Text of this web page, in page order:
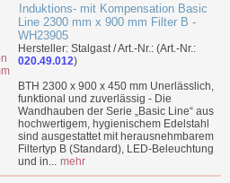
Induktions- mit Kompensation Basic
Line 2300 mm x 900 mm Filter B -
WH23905
Hersteller: Stalgast / Art.-Nr.: (Art.-Nr.:
020.49.012)
BTH 2300 x 900 x 450 mm Unerlässlich,
funktional und zuverlässig - Die
Wandhauben der Serie „Basic Line“ aus
hochwertigem, hygienischem Edelstahl
sind ausgestattet mit herausnehmbarem
Filtertyp B (Standard), LED-Beleuchtung
und in... mehr